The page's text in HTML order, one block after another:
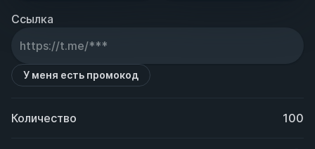
Ссылка
У меня есть промокод
Количество 100